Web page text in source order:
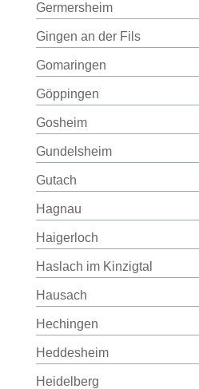
Germersheim
Gingen an der Fils
Gomaringen
Göppingen
Gosheim
Gundelsheim
Gutach
Hagnau
Haigerloch
Haslach im Kinzigtal
Hausach
Hechingen
Heddesheim
Heidelberg